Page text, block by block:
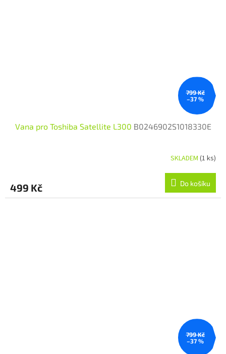
799 Kč
–37 %
Vana pro Toshiba Satellite L300 B0246902S1018330E
SKLADEM (1 ks)
499 Kč Do košíku
799 Kč
–37 %